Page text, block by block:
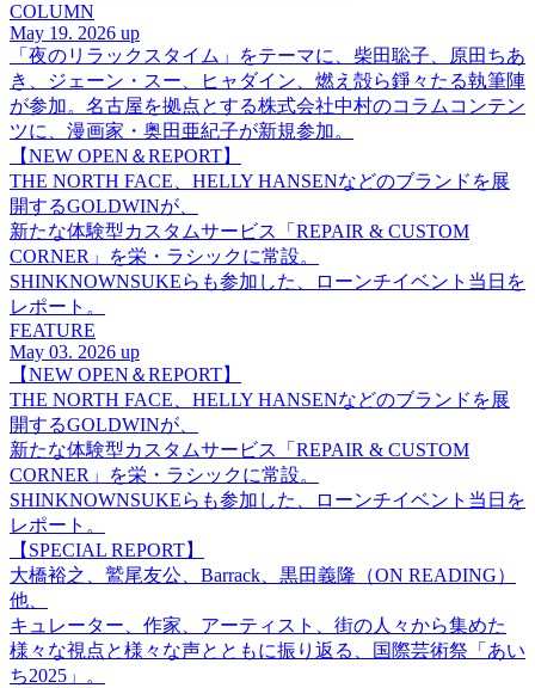
COLUMN
May 19. 2026 up
「夜のリラックスタイム」をテーマに、柴田聡子、原田ちあ
き、ジェーン・スー、ヒャダイン、燃え殻ら錚々たる執筆陣
が参加。名古屋を拠点とする株式会社中村のコラムコンテン
ツに、漫画家・奥田亜紀子が新規参加。
【NEW OPEN＆REPORT】
THE NORTH FACE、HELLY HANSENなどのブランドを展
開するGOLDWINが、
新たな体験型カスタムサービス「REPAIR & CUSTOM
CORNER」を栄・ラシックに常設。
SHINKNOWNSUKEらも参加した、ローンチイベント当日を
レポート。
FEATURE
May 03. 2026 up
【NEW OPEN＆REPORT】
THE NORTH FACE、HELLY HANSENなどのブランドを展
開するGOLDWINが、
新たな体験型カスタムサービス「REPAIR & CUSTOM
CORNER」を栄・ラシックに常設。
SHINKNOWNSUKEらも参加した、ローンチイベント当日を
レポート。
【SPECIAL REPORT】
大橋裕之、鷲尾友公、Barrack、黒田義隆（ON READING）
他、
キュレーター、作家、アーティスト、街の人々から集めた
様々な視点と様々な声とともに振り返る、国際芸術祭「あい
ち2025」。